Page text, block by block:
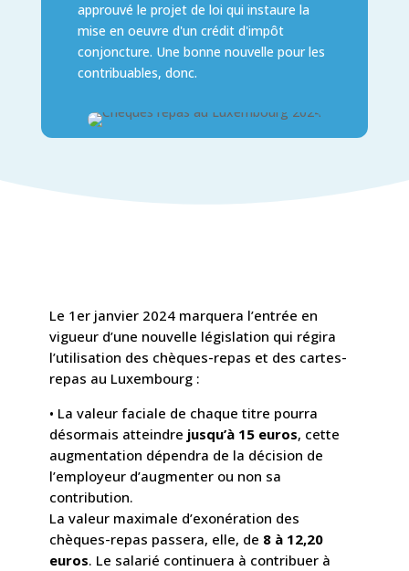
approuvé le projet de loi qui instaure la
mise en oeuvre d'un crédit d'impôt
conjoncture. Une bonne nouvelle pour les
contribuables, donc.
Le 1er janvier 2024 marquera l’entrée en
vigueur d’une nouvelle législation qui régira
l’utilisation des chèques-repas et des cartes-
repas au Luxembourg :
• La valeur faciale de chaque titre pourra
désormais atteindre jusqu’à 15 euros, cette
augmentation dépendra de la décision de
l’employeur d’augmenter ou non sa
contribution.
La valeur maximale d’exonération des
chèques-repas passera, elle, de 8 à 12,20
euros. Le salarié continuera à contribuer à